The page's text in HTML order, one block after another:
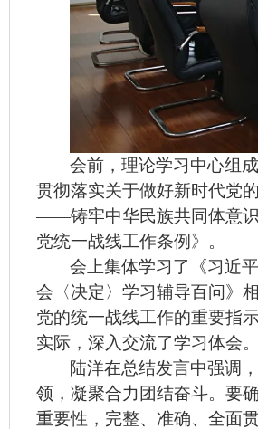
会前，理论学习中心组
贯彻落实关于做好新时代党
——铸牢中华民族共同体意识
党统一战线工作条例》。
会上集体学习了《习近
会〈决定〉学习辅导百问》
党的统一战线工作的重要指
实际，深入交流了学习体会。
陆洋在总结发言中强调
领，凝聚合力团结奋斗。要
重要性，完整、准确、全面